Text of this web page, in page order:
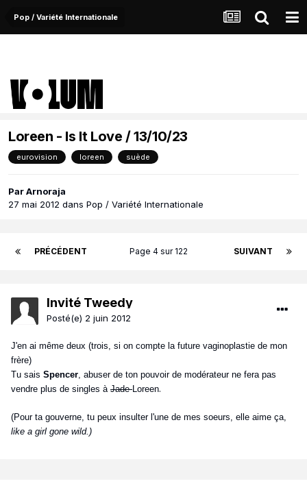
Pop / Variété Internationale
Loreen - Is It Love / 13/10/23
eurovision loreen suède
ParArnoraja
27 mai 2012 dans Pop / Variété Internationale
PRÉCÉDENT SUIVANT
Page 4 sur 122
Invité Tweedy
Posté(e) 2 juin 2012
J'en ai même deux (trois, si on compte la future vaginoplastie de mon
frère)
Tu sais Spencer, abuser de ton pouvoir de modérateur ne fera pas
vendre plus de singles à JadeLoreen.
(Pour ta gouverne, tu peux insulter l'une de mes soeurs, elle aime ça,
like a girl gone wild.)